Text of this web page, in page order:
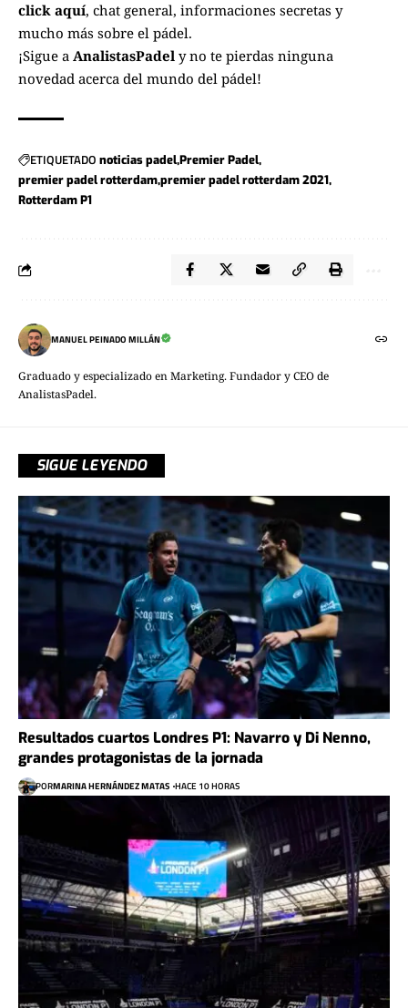
click aquí, chat general, informaciones secretas y
mucho más sobre el pádel.
¡Sigue a AnalistasPadel y no te pierdas ninguna
novedad acerca del mundo del pádel!
ETIQUETADO noticias padelPremier Padel
premier padel rotterdampremier padel rotterdam 2021
Rotterdam P1
MANUEL PEINADO MILLÁN
Graduado y especializado en Marketing. Fundador y CEO de
AnalistasPadel.
SIGUE LEYENDO
Resultados cuartos Londres P1: Navarro y Di Nenno,
grandes protagonistas de la jornada
PORMARINA HERNÁNDEZ MATAS HACE 10 HORAS